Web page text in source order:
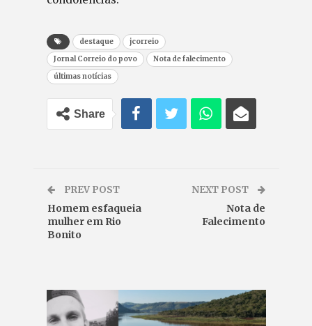
destaque
jcorreio
Jornal Correio do povo
Nota de falecimento
últimas notícias
Share
PREV POST
Homem esfaqueia
mulher em Rio
Bonito
NEXT POST
Nota de
Falecimento